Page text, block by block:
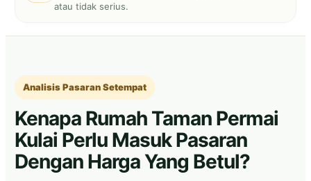
atau tidak serius.
Analisis Pasaran Setempat
Kenapa Rumah Taman Permai
Kulai Perlu Masuk Pasaran
Dengan Harga Yang Betul?